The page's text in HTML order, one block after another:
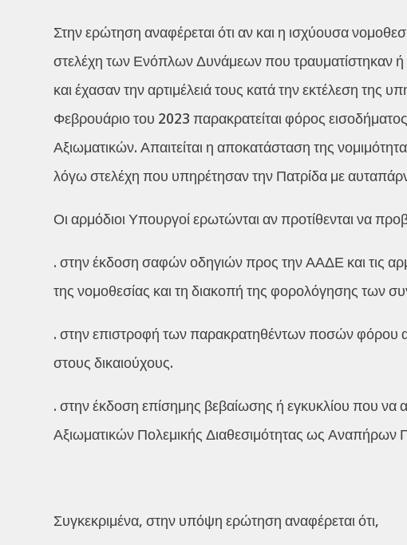
Στην ερώτηση αναφέρεται ότι αν και η ισχύουσα
στελέχη των Ενόπλων Δυνάμεων που τραυματίστηκαν
και έχασαν την αρτιμέλειά τους κατά την εκτέλεση της
Φεβρουάριο του 2023 παρακρατείται φόρος
Αξιωματικών. Απαιτείται η αποκατάσταση της
λόγω στελέχη που υπηρέτησαν την Πατρίδα με
Οι αρμόδιοι Υπουργοί ερωτώνται αν προτίθενται να
. στην έκδοση σαφών οδηγιών προς την ΑΑΔΕ και τις
της νομοθεσίας και τη διακοπή της φορολόγησης των
. στην επιστροφή των παρακρατηθέντων ποσών φόρου
στους δικαιούχους.
. στην έκδοση επίσημης βεβαίωσης ή εγκυκλίου που να
Αξιωματικών Πολεμικής Διαθεσιμότητας ως Αναπήρων
Συγκεκριμένα, στην υπόψη ερώτηση αναφέρεται ότι,